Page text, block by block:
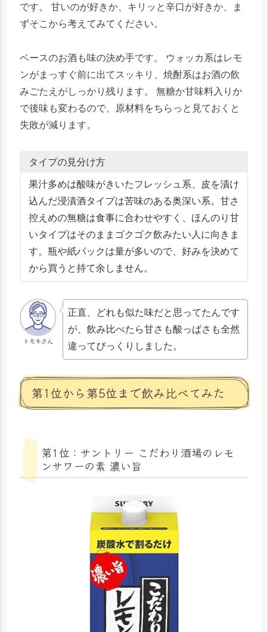
です。 甘いのが好きか、キリッと辛口が好きか、ま
ずそこから考えてみてください。
ベースのお酒も味の決め手です。 ウォッカ系はレモ
ンがまっすぐ前に出てスッキリ、焼酎系はお酒の飲
みごたえがしっかり残ります。 無糖か甘味料入りか
で後味も変わるので、原材料をちらっと見ておくと
失敗が減ります。
タイプの見分け方
果汁多めは酸味がきいたフレッシュ系、皮を漬け
込んだ浸漬酒タイプは苦味のある奥深い系。甘さ
控えめの無糖は食事に合わせやすく、ほんのり甘
いタイプはそのままゴクゴク飲みたい人に向きま
す。瓶や紙パックは量が多いので、好みを決めて
から買うと持て余しません。
トモキさん
正直、どれも似た味だと思ってたんです
が、飲み比べたら甘さも酸っぱさも全然
違ってびっくりしました。
第1位から第5位まで飲み比べてみた
第1位：サントリー こだわり酒場のレモ
ンサワーの素 濃い旨